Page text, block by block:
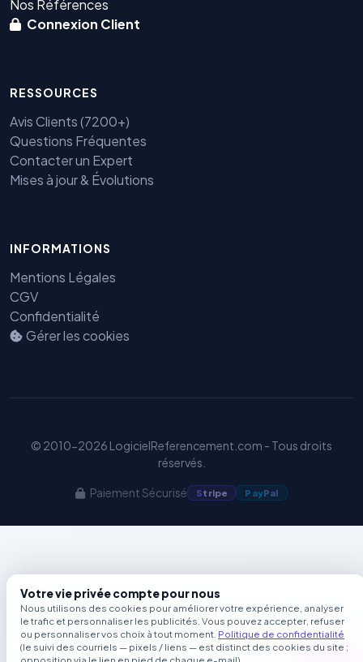
Nos Références
Connexion Client
RESSOURCES
Avis Clients (7200+)
Questions Fréquentes
Contacter un Expert
Mises à jour & Évolutions
INFORMATIONS
Mentions Légales
CGV
Confidentialité
Gérer les cookies
© 2010-2026 LogicielReferencement.com - Tous droits
réservés.
Paiement Sécurisé Stripe PayPal
Votre vie privée compte pour nous
Nous utilisons des cookies pour améliorer votre expérience, analyser
le trafic et personnaliser les publicités. Vous pouvez accepter, refuser
ou personnaliser vos choix à tout moment. Politique de confidentialité
(le suivi des courriels — pixels / liens — est distinct des cookies du site ;